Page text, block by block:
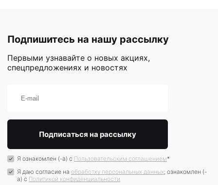
Подпишитесь на нашу рассылку
Первыми узнавайте о новых акциях,
спецпредложениях и новостях
Я ознакомлен (-а) с Пользовательским соглашением*
Я даю согласие на обработку персональных данных; ознакомлен (-
а) c Политикой конфиденциальности